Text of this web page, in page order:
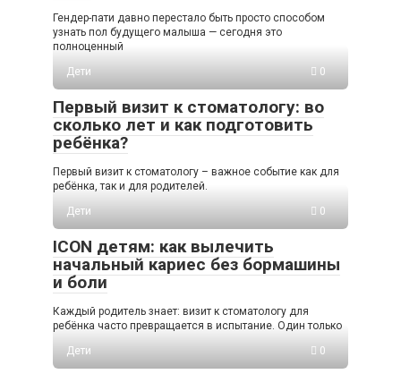
Гендер-пати давно перестало быть просто способом
узнать пол будущего малыша — сегодня это
полноценный
Дети
0
Первый визит к стоматологу: во
сколько лет и как подготовить
ребёнка?
Первый визит к стоматологу – важное событие как для
ребёнка, так и для родителей.
Дети
0
ICON детям: как вылечить
начальный кариес без бормашины
и боли
Каждый родитель знает: визит к стоматологу для
ребёнка часто превращается в испытание. Один только
Дети
0